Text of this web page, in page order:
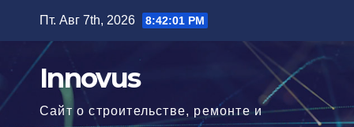
содержимому
Пт. Авг 7th, 2026 8:42:02 PM
Innovus
Сайт о строительстве, ремонте и